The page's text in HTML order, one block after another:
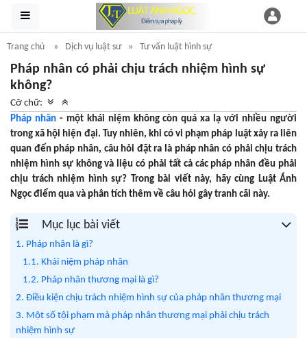
Trang chủ Dịch vụ luật sư Tư vấn luật hình sự
Pháp nhân có phải chịu trách nhiệm hình sự
không?
Cỡ chữ:
Pháp nhân- một khái niệm không còn quá xa lạ với nhiều người
trong xã hội hiện đại. Tuy nhiên, khi có vi phạm pháp luật xảy ra liên
quan đến pháp nhân, câu hỏi đặt ra là pháp nhân có phải chịu trách
nhiệm hình sự không và liệu có phải tất cả các pháp nhân đều phải
chịu trách nhiệm hình sự? Trong bài viết này, hãy cùng Luật Ánh
Ngọc điểm qua và phân tích thêm về câu hỏi gây tranh cãi này.
Mục lục bài viết
1. Pháp nhân là gì?
1.1. Khái niệm pháp nhân
1.2. Pháp nhân thương mại là gì?
2. Điều kiện chịu trách nhiệm hình sự của pháp nhân thương mại
3. Một số tội phạm mà pháp nhân thương mại phải chịu trách
nhiệm hình sự